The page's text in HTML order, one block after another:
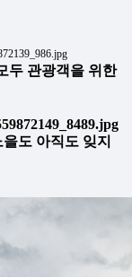
두 관광객을 위한
도 아직도 잊지